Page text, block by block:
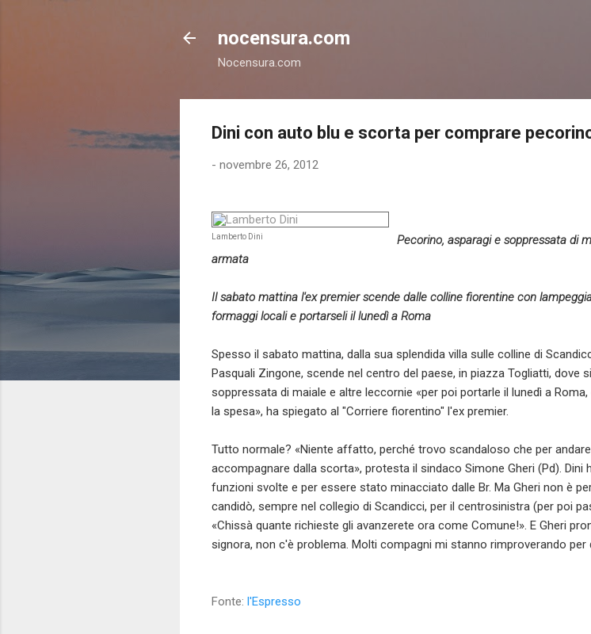
nocensura.com
Nocensura.com
Dini con auto blu e scorta per comprare
- novembre 26, 2012
Lamberto Dini
Pecorino, asparagi e soppressata di
armata
Il sabato mattina l'ex premier scende dalle colline fiorentine con
formaggi locali e portarseli il lunedì a Roma
Spesso il sabato mattina, dalla sua splendida villa sulle colline di
Pasquali Zingone, scende nel centro del paese, in piazza Togliatti, dove
soppressata di maiale e altre leccornie «per poi portarle il lunedì a
la spesa», ha spiegato al "Corriere fiorentino" l'ex premier.
Tutto normale? «Niente affatto, perché trovo scandaloso che per
accompagnare dalla scorta», protesta il sindaco Simone Gheri (Pd).
funzioni svolte e per essere stato minacciato dalle Br. Ma Gheri non è
candidò, sempre nel collegio di Scandicci, per il centrosinistra (per poi
«Chissà quante richieste gli avanzerete ora come Comune!». E Gheri
signora, non c'è problema. Molti compagni mi stanno rimproverando per
Fonte: l'Espresso